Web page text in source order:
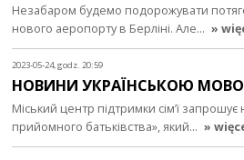
Незабаром будемо подорожувати
нового аеропорту в Берліні. Але… »
2023-05-24, godz. 20:59
НОВИНИ УКРАЇНСЬКОЮ
Міський центр підтримки сім’ї
прийомного батьківства», який… »